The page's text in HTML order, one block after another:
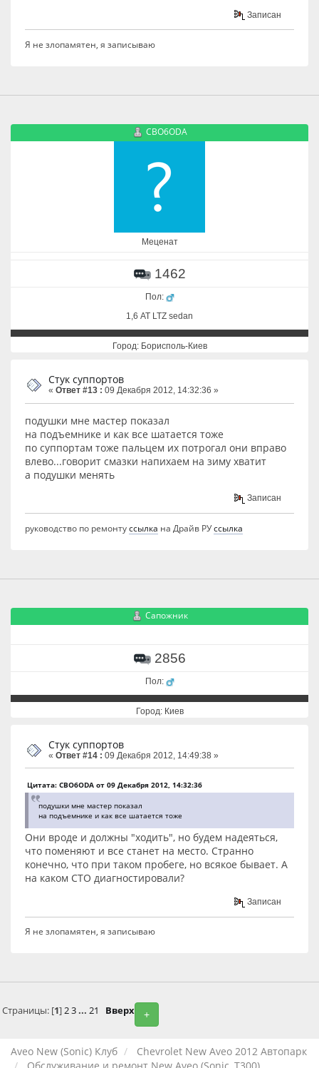
Записан
Я не злопамятен, я записываю
CBO6ODA
Меценат
1462
Пол:
1,6 АТ LTZ sedan
Город: Борисполь-Киев
Стук суппортов
« Ответ #13 : 09 Декабря 2012, 14:32:36 »
подушки мне мастер показал
на подъемнике и как все шатается тоже
по суппортам тоже пальцем их потрогал они вправо
влево...говорит смазки напихаем на зиму хватит
а подушки менять
Записан
руководство по ремонтуссылка на Драйв РУссылка
Сапожник
2856
Пол:
Город: Киев
Стук суппортов
« Ответ #14 : 09 Декабря 2012, 14:49:38 »
Цитата: CBO6ODA от 09 Декабря 2012, 14:32:36
подушки мне мастер показал
на подъемнике и как все шатается тоже
Они вроде и должны "ходить", но будем надеяться,
что поменяют и все станет на место. Странно
конечно, что при таком пробеге, но всякое бывает. А
на каком СТО диагностировали?
Записан
Я не злопамятен, я записываю
+
Страницы: [1]2 3 ... 21 Вверх
Aveo New (Sonic) Клуб
Chevrolet New Aveo 2012 Автопарк